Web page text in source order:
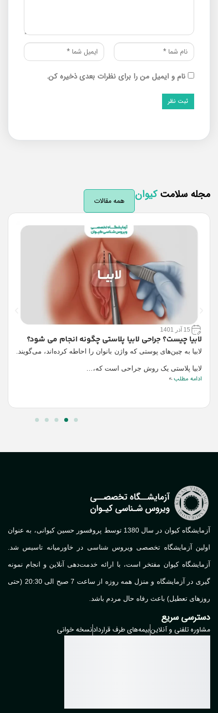
نام و ایمیل من را برای نظرات بعدی ذخیره کن.
سلامتکیوان همه مقالات
15 آذر 1401
لابیا چیست؟ جراحی لابیا پلاستی چگونه انجام می شود؟
لابیا به چین‌های پوستی که واژن بانوان را احاطه کرده‌اند، می‌گویند.
لابیا پلاستی یک روش جراحی است که،…
ادامه مطلب
آزمایشگاه کیوان در سال 1380 توسط پروفسور حسین کیوانی، به عنوان
آزمایشگاه تخصصی ویروس شناسی در خاورمیانه تاسیس شد.
کیوان مفتخر است، با ارائه خدمت‌دهی آنلاین و انجام نمونه
گیری در آزمایشگاه و منزل همه روزه از ساعت 7 صبح الی 20:30 (حتی
تعطیل) باعث رفاه حال مردم باشد.
سریع
تلفنی و آنلاینبیمه‌های طرف قراردادنسخه خوانی